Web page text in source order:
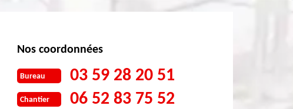
Nos coordonnées
Bureau 03 59 28 20 51
Chantier 06 52 83 75 52